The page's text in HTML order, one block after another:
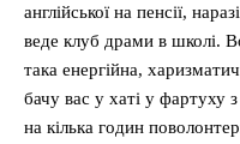
англійської на пенсії,
веде клуб драми в школі.
така енергійна,
бачу вас у хаті у фартуху
на кілька годин